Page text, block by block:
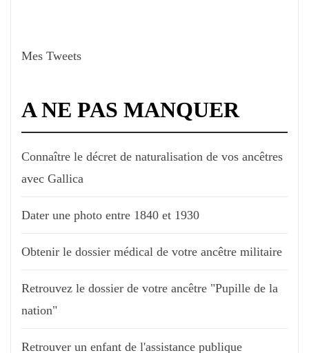
Mes Tweets
A NE PAS MANQUER
Connaître le décret de naturalisation de vos ancêtres
avec Gallica
Dater une photo entre 1840 et 1930
Obtenir le dossier médical de votre ancêtre militaire
Retrouvez le dossier de votre ancêtre "Pupille de la
nation"
Retrouver un enfant de l'assistance publique